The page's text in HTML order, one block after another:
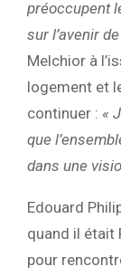
préoccupent
sur l’avenir
Melchior à
logement et
continuer : «
que
dans une
Edouard
quand il était
pour